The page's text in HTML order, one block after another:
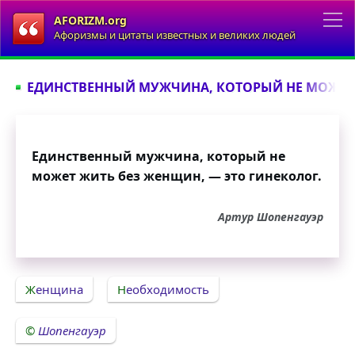
AFORIZM.org
Афоризмы и цитаты известных и великих людей
ЕДИНСТВЕННЫЙ МУЖЧИНА, КОТОРЫЙ НЕ
Единственный мужчина, который не
может жить без женщин, — это гинеколог.
Артур Шопенгауэр
Женщина Необходимость
Шопенгауэр